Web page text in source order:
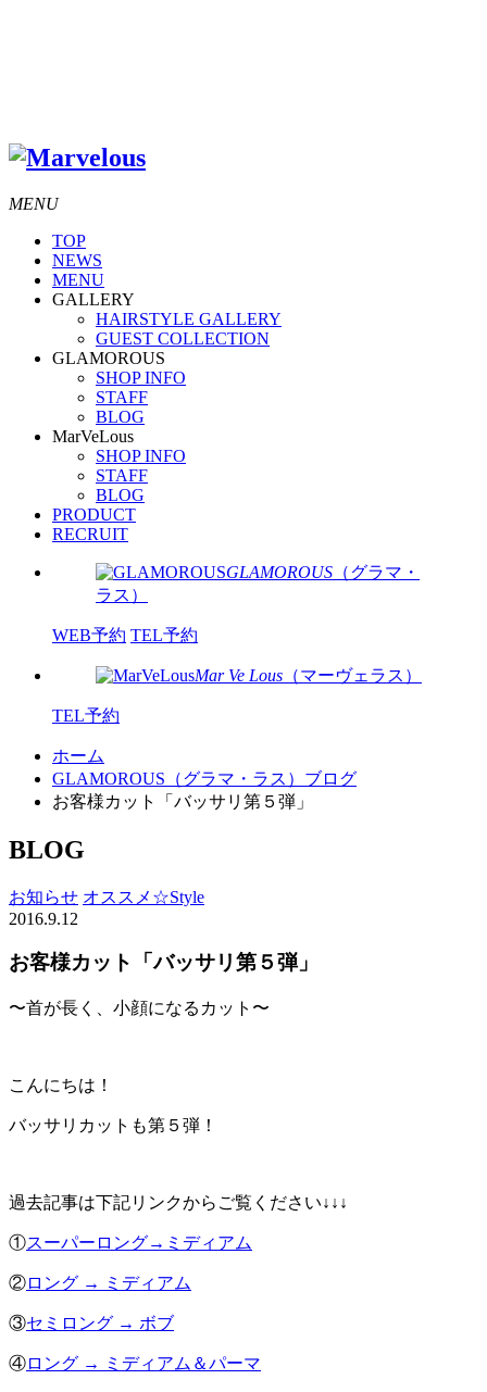
MENU
TOP
NEWS
MENU
GALLERY
HAIRSTYLE GALLERY
GUEST COLLECTION
GLAMOROUS
SHOP INFO
STAFF
BLOG
MarVeLous
SHOP INFO
STAFF
BLOG
PRODUCT
RECRUIT
GLAMOROUS （グラマ・
ラス）
WEB予約 TEL予約
Mar Ve Lous （マーヴェラス）
TEL予約
ホーム
GLAMOROUS（グラマ・ラス）ブログ
お客様カット「バッサリ第５弾」
BLOG
お知らせ オススメ☆Style
2016.9.12
お客様カット「バッサリ第５弾」
〜首が長く、小顔になるカット〜
こんにちは！
バッサリカットも第５弾！
過去記事は下記リンクからご覧ください↓↓↓
①スーパーロング→ミディアム
②ロング → ミディアム
③セミロング → ボブ
④ロング → ミディアム＆パーマ